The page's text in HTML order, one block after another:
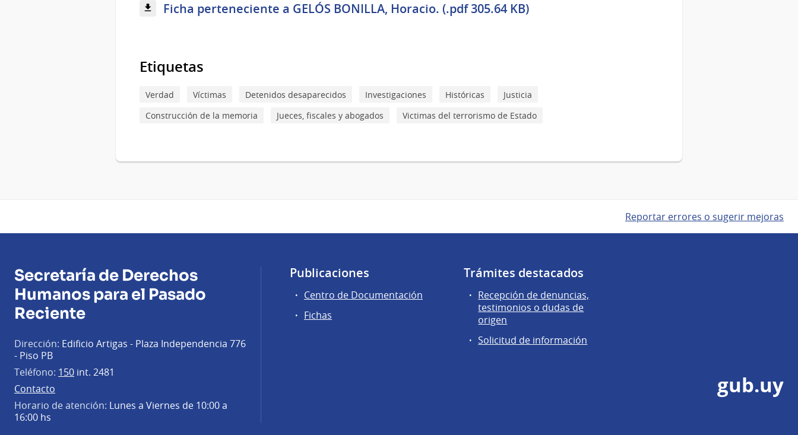
Ficha perteneciente a GELÓS BONILLA, Horacio. (.pdf 305.64 KB)
Etiquetas
Verdad Víctimas Detenidos desaparecidos Investigaciones Históricas
Justicia
Construcción de la memoria
Jueces, fiscales y abogados Victimas del terrorismo de Estado
Reportar errores o sugerir mejoras
Secretaría de Derechos
Humanos para el Pasado
Reciente
Dirección: Edificio Artigas - Plaza Independencia 776
- Piso PB
Teléfono: 150 int. 2481
Contacto
Horario de atención: Lunes a Viernes de 10:00 a
16:00 hs
Publicaciones
Centro de Documentación
Fichas
Trámites destacados
Recepción de denuncias,
testimonios o dudas de
origen
Solicitud de información
gub.uy